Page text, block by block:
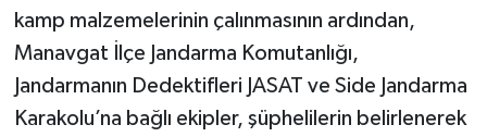
kamp malzemelerinin çalınmasının ardından,
Manavgat İlçe Jandarma Komutanlığı,
Jandarmanın Dedektifleri JASAT ve Side Jandarma
Karakolu’na bağlı ekipler, şüphelilerin belirlenerek